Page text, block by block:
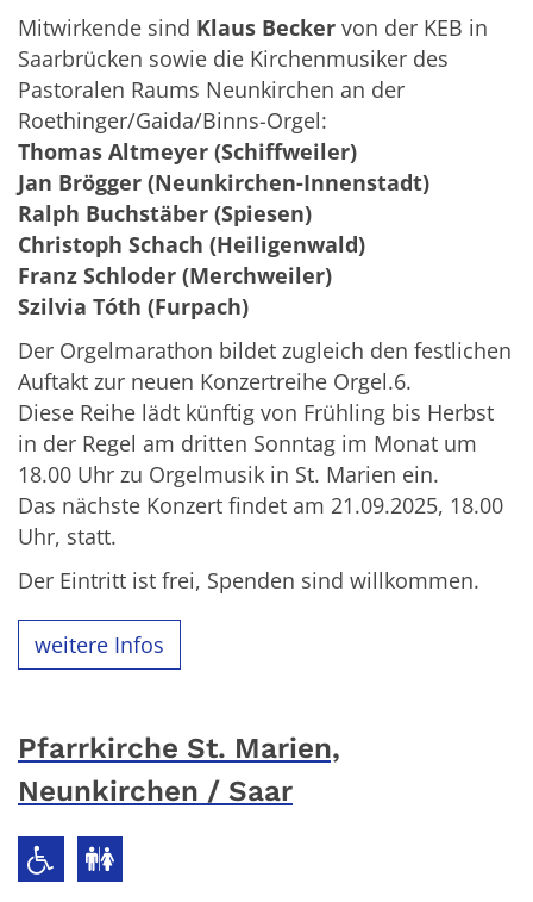
Mitwirkende sind Klaus Becker von der KEB in
Saarbrücken sowie die Kirchenmusiker des
Pastoralen Raums Neunkirchen an der
Roethinger/Gaida/Binns-Orgel:
Thomas Altmeyer (Schiffweiler)
Jan Brögger (Neunkirchen-Innenstadt)
Ralph Buchstäber (Spiesen)
Christoph Schach (Heiligenwald)
Franz Schloder (Merchweiler)
Szilvia Tóth (Furpach)
Der Orgelmarathon bildet zugleich den festlichen
Auftakt zur neuen Konzertreihe Orgel.6.
Diese Reihe lädt künftig von Frühling bis Herbst
in der Regel am dritten Sonntag im Monat um
18.00 Uhr zu Orgelmusik in St. Marien ein.
Das nächste Konzert findet am 21.09.2025, 18.00
Uhr, statt.
Der Eintritt ist frei, Spenden sind willkommen.
weitere Infos
Pfarrkirche St. Marien,
Neunkirchen / Saar